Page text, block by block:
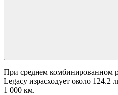
При среднем комбинированном
Legacy израсходует около 124.2
1 000 км.